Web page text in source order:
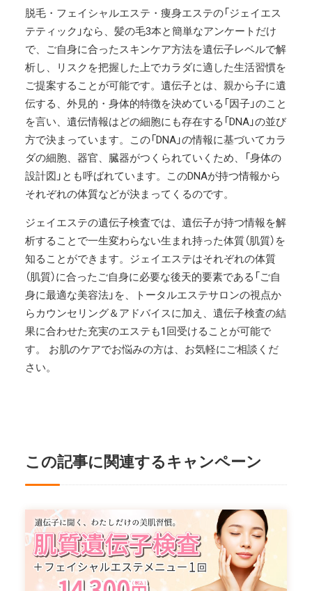
脱毛・フェイシャルエステ・痩身エステの「ジェイエス
テティック」なら、髪の毛3本と簡単なアンケートだけ
で、ご自身に合ったスキンケア方法を遺伝子レベルで解
析し、リスクを把握した上でカラダに適した生活習慣を
ご提案することが可能です。遺伝子とは、親から子に遺
伝する、外見的・身体的特徴を決めている「因子」のこと
を言い、遺伝情報はどの細胞にも存在する「DNA」の並び
方で決まっています。この「DNA」の情報に基づいてカラ
ダの細胞、器官、臓器がつくられていくため、「身体の
設計図」とも呼ばれています。このDNAが持つ情報から
それぞれの体質などが決まってくるのです。
ジェイエステの遺伝子検査では、遺伝子が持つ情報を解
析することで一生変わらない生まれ持った体質（肌質）を
知ることができます。ジェイエステはそれぞれの体質
（肌質）に合ったご自身に必要な後天的要素である「ご自
身に最適な美容法」を、トータルエステサロンの視点か
らカウンセリング＆アドバイスに加え、遺伝子検査の結
果に合わせた充実のエステも1回受けることが可能で
す。 お肌のケアでお悩みの方は、お気軽にご相談くだ
さい。
この記事に関連するキャンペーン